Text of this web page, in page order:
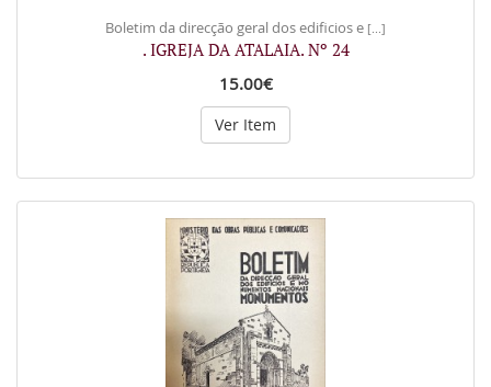
Boletim da direcção geral dos edificios e [...]
. IGREJA DA ATALAIA. Nº 24
15.00€
Ver Item